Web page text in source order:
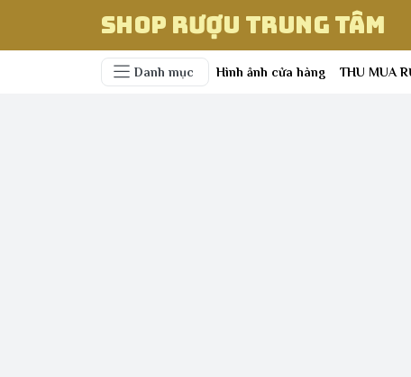
Shop Rượu Trung Tâm
Danh mục Hình ảnh cửa hàng THU MUA